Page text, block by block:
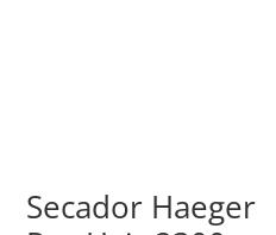
Secador Haeger